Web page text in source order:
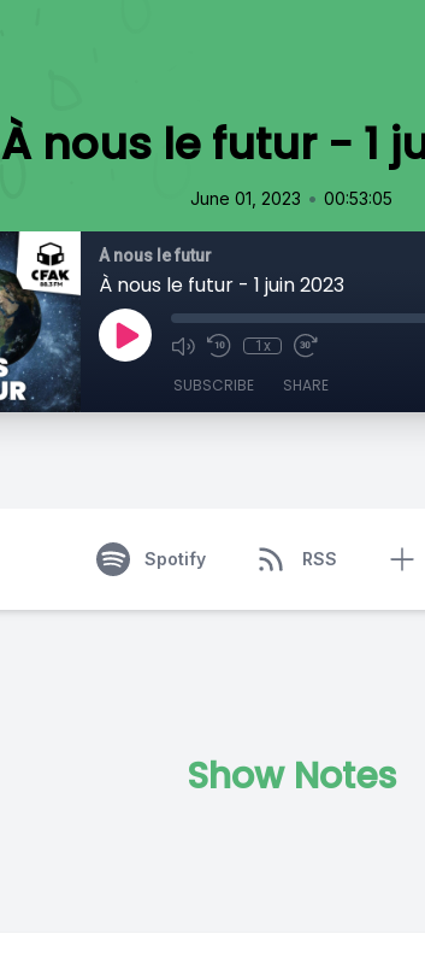
À nous le futur - 1
June 01, 2023 • 00:53:05
À nous le futur
À nous le futur - 1 juin 2023
1x
SUBSCRIBE SHARE
Spotify RSS
Show Notes